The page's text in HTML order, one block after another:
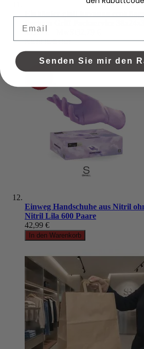
39,99 €
Nicht lieferbar
Einweg Handschuhe aus Nitril
Nitril Lila 600 Paare
42,99 €
In den Warenkorb
Senden Sie mir den